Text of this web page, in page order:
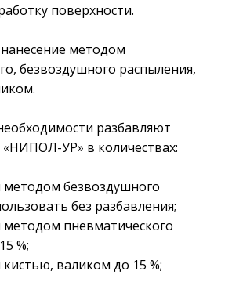
поверхности.
методом
безвоздушного распыления,
разбавляют
УР» в количествах:
методом безвоздушного
без разбавления;
методом пневматического
%;
валиком до 15 %;